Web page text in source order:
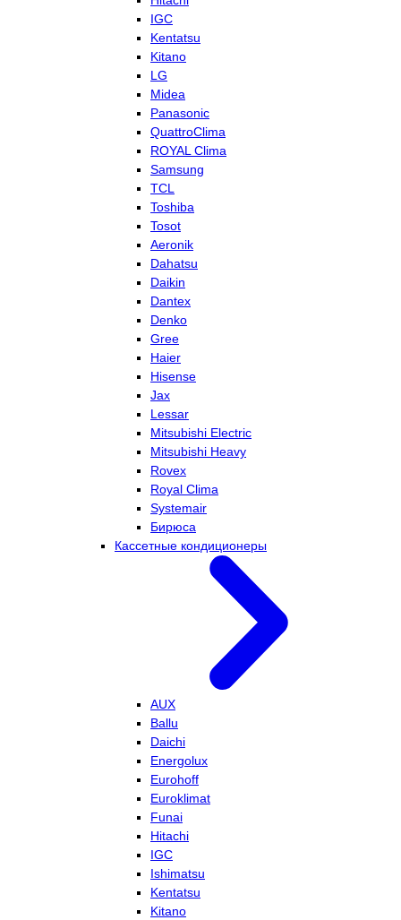
IGC
Kentatsu
Kitano
LG
Midea
Panasonic
QuattroClima
ROYAL Clima
Samsung
TCL
Toshiba
Tosot
Aeronik
Dahatsu
Daikin
Dantex
Denko
Gree
Haier
Hisense
Jax
Lessar
Mitsubishi Electric
Mitsubishi Heavy
Rovex
Royal Clima
Systemair
Бирюса
Кассетные кондиционеры
AUX
Ballu
Daichi
Energolux
Eurohoff
Euroklimat
Funai
Hitachi
IGC
Ishimatsu
Kentatsu
Kitano